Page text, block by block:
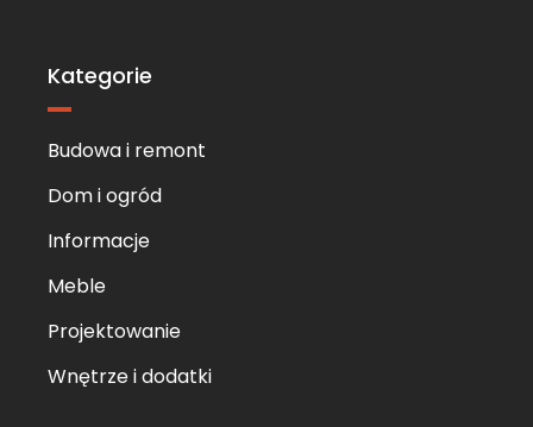
Kategorie
Budowa i remont
Dom i ogród
Informacje
Meble
Projektowanie
Wnętrze i dodatki